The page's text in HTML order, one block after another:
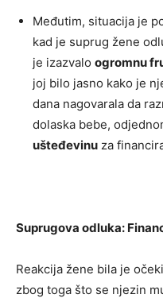
Međutim, situacija je
kad je suprug žene
je izazvalo ogromnu
joj bilo jasno kako je
dana nagovarala da
dolaska bebe,
ušteđevinu za
Suprugova odluka:
Reakcija žene bila je
zbog toga što se njezin